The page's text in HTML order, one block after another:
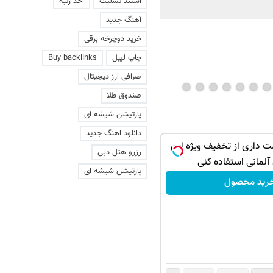
داری از تخفیف ویژه این
استفاده کنی
محصول
آهنگ جدید
خرید دوچرخه برقی
چاپ لیبل
Buy backlinks
صرافی ارز دیجیتال
صندوق طلا
پارتیشن شیشه ای
دانلود اهنگ جدید
رزرو هتل دبی
پارتیشن شیشه ای